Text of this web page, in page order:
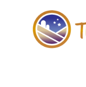
contenido